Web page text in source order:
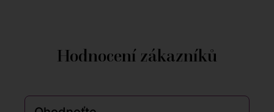
Hodnocení zákazníků